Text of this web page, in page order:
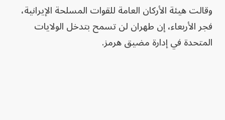
وقالت هيئة الأركان العامة للقوات المسلحة الإيرانية،
فجر الأربعاء، إن طهران لن تسمح بتدخل الولايات
المتحدة في إدارة مضيق هرمز.